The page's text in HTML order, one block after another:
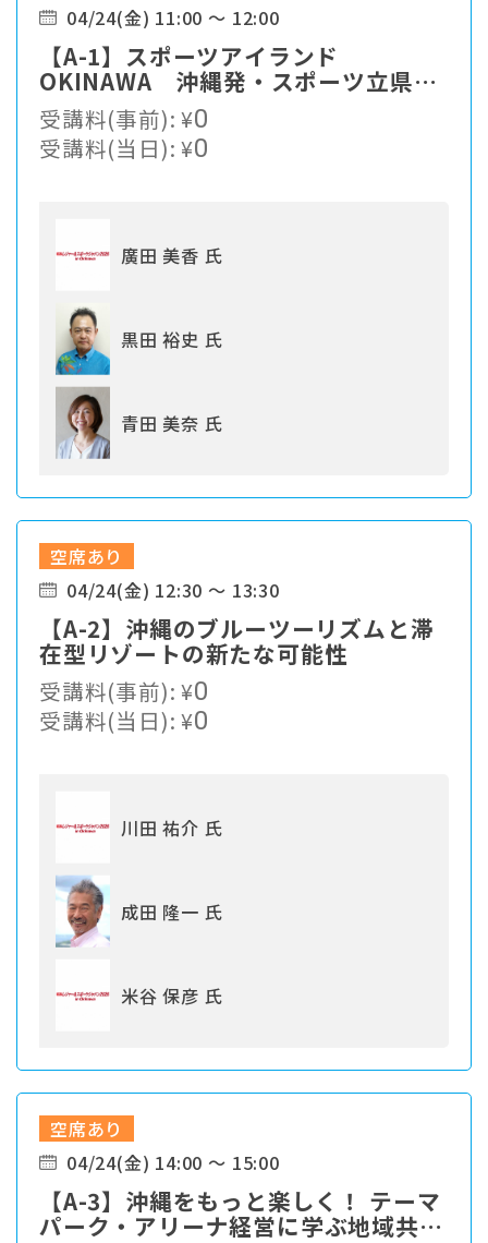
04/24(金) 11:00 ～ 12:00
【A-1】スポーツアイランド
OKINAWA 沖縄発・スポーツ立県へ
の道 政策・人材・産業の三位一体で
の取り組みに向けて
受講料(事前):¥0
受講料(当日):¥0
廣田 美香 氏
黒田 裕史 氏
青田 美奈 氏
空席あり
04/24(金) 12:30 ～ 13:30
【A-2】沖縄のブルーツーリズムと滞
在型リゾートの新たな可能性
受講料(事前):¥0
受講料(当日):¥0
川田 祐介 氏
成田 隆一 氏
米谷 保彦 氏
空席あり
04/24(金) 14:00 ～ 15:00
【A-3】沖縄をもっと楽しく！ テーマ
パーク・アリーナ経営に学ぶ地域共創